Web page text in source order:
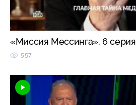
«Миссия Мессинга». 6 серия
557